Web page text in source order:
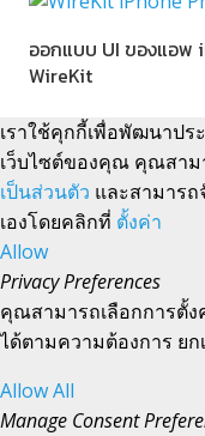
ออกแบบ UI ของแอพ
WireKit
เราใช้คุกกี้เพื่อพัฒนาป
เว็บไซต์ของคุณ คุณสาม
เป็นส่วนตัว และสามาร
เองโดยคลิกที่ ตั้งค่า
Allow
Privacy Preferences
คุณสามารถเลือกการตั้
ได้ตามความต้องการ ยก
Allow All
Manage Consent